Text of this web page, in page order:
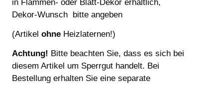
in Flammen- oder Blatt-Dekor erhältlich,
Dekor-Wunsch bitte angeben
(Artikel ohne Heizlaternen!)
Achtung! Bitte beachten Sie, dass es sich bei
diesem Artikel um Sperrgut handelt. Bei
Bestellung erhalten Sie eine separate